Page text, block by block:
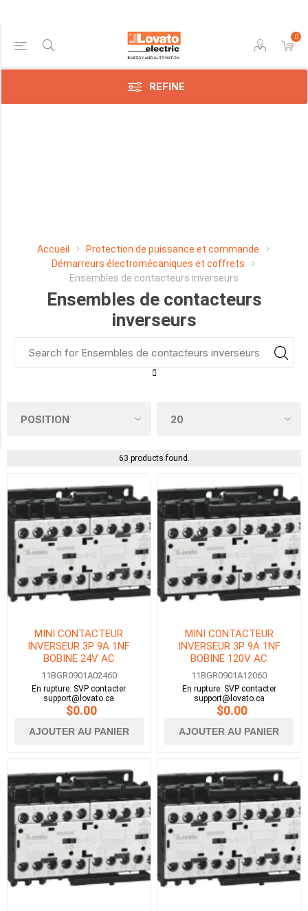
0
REFINE
Accueil
Protection de puissance et commande
Démarreurs électromécaniques et coffrets
Ensembles de contacteurs inverseurs
Ensembles de contacteurs
inverseurs
63 products found.
MINI CONTACTEUR
INVERSEUR 3P 9A 1NF
BOBINE 24V AC
11BGR0901A02460
En rupture: SVP contacter
support@lovato.ca
$0.00
AJOUTER AU PANIER
MINI CONTACTEUR
INVERSEUR 3P 9A 1NF
BOBINE 120V AC
11BGR0901A12060
En rupture: SVP contacter
support@lovato.ca
$0.00
AJOUTER AU PANIER
Price Range
SpA
(62)
SpA
Availability
of